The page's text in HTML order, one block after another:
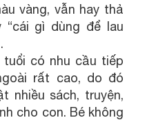
vàng, vẫn hay thả
“cái gì dùng để lau
có nhu cầu tiếp
rất cao, do đó
nhiều sách, truyện,
cho con. Bé không